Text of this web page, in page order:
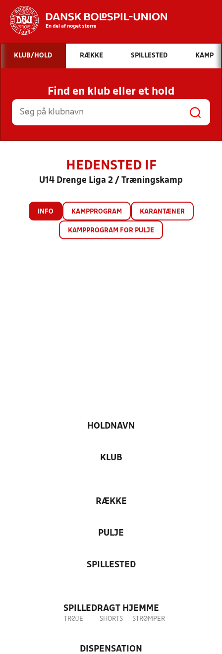
Hvad vil du søge efter?
INDHOLD OG NYHEDER
STILLINGER, RESULTATER, KLUBBER OG
HOLD
KLUB/HOLD RÆKKE SPILLESTED KAMP
Find en klub eller et hold
HEDENSTED IF
U14 Drenge Liga 2 / Træningskamp
INFO KAMPPROGRAM KARANTÆNER
KAMPPROGRAM FOR PULJE
HOLDNAVN
KLUB
RÆKKE
PULJE
SPILLESTED
SPILLEDRAGT HJEMME
TRØJE SHORTS STRØMPER
DISPENSATION